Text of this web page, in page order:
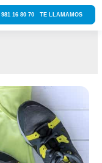
981 16 80 70 TE LLAMAMOS